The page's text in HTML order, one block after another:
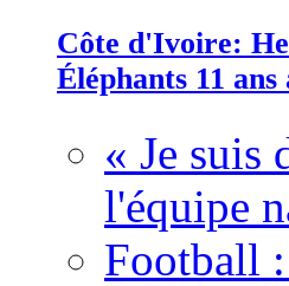
Côte d'Ivoire:
Éléphants 11
« Je suis
l'équipe
Football